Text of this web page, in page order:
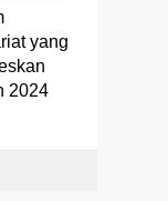
yang
2024